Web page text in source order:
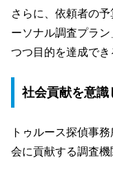
さらに、依頼者の
ーソナル調査プラ
つつ目的を達成でき
社会貢献を意
トゥルース探偵事
会に貢献する調査機